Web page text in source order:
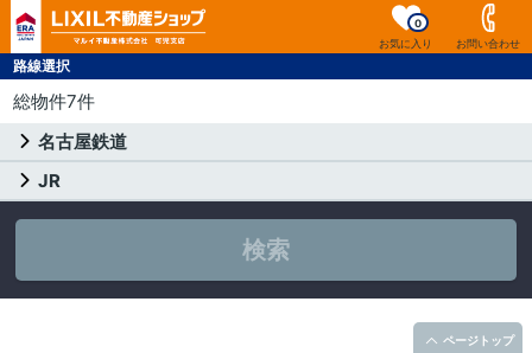
お気に入り
0
お問い合わせ
路線選択
総物件7件
名古屋鉄道
JR
検索
ページトップ